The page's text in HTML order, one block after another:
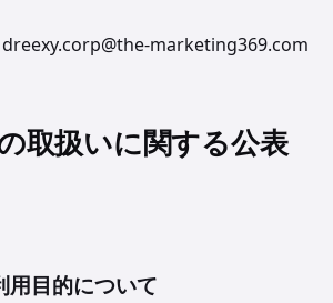
dreexy.corp@the-marketing369.com
取扱いに関する公表
用目的について